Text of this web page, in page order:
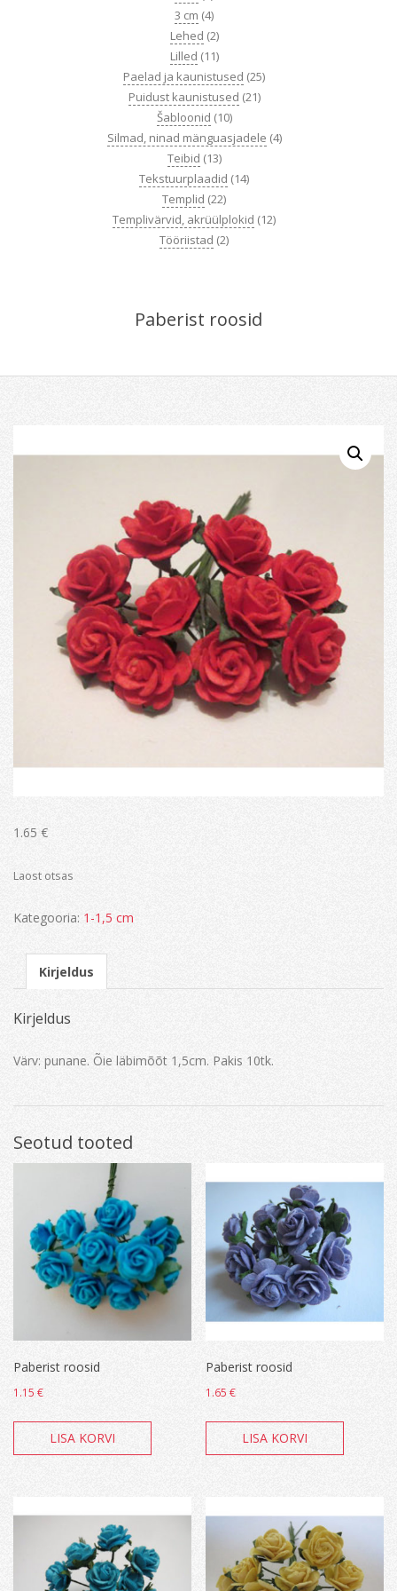
3 cm (4)
Lehed (2)
Lilled (11)
Paelad ja kaunistused (25)
Puidust kaunistused (21)
Šabloonid (10)
Silmad, ninad mänguasjadele (4)
Teibid (13)
Tekstuurplaadid (14)
Templid (22)
Templivärvid, akrüülplokid (12)
Tööriistad (2)
Paberist roosid
1.65 €
Laost otsas
Kategooria: 1-1,5 cm
Kirjeldus
Kirjeldus
Värv: punane. Õie läbimõõt 1,5cm. Pakis 10tk.
Seotud tooted
Paberist roosid
1.15 €
LISA KORVI
Paberist roosid
1.65€
LISA KORVI